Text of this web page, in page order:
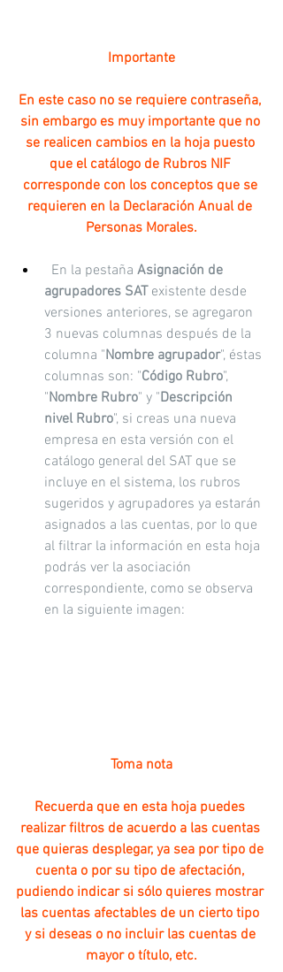
Importante
En este caso no se requiere contraseña,
sin embargo es muy importante que no
se realicen cambios en la hoja puesto
que el catálogo de Rubros NIF
corresponde con los conceptos que se
requieren en la Declaración Anual de
Personas Morales.
En la pestaña Asignación de
agrupadores SAT existente desde
versiones anteriores, se agregaron
3 nuevas columnas después de la
columna "Nombre agrupador", éstas
columnas son: "Código Rubro",
"Nombre Rubro" y "Descripción
nivel Rubro", si creas una nueva
empresa en esta versión con el
catálogo general del SAT que se
incluye en el sistema, los rubros
sugeridos y agrupadores ya estarán
asignados a las cuentas, por lo que
al filtrar la información en esta hoja
podrás ver la asociación
correspondiente, como se observa
en la siguiente imagen:
Toma nota
Recuerda que en esta hoja puedes
realizar filtros de acuerdo a las cuentas
que quieras desplegar, ya sea por tipo de
cuenta o por su tipo de afectación,
pudiendo indicar si sólo quieres mostrar
las cuentas afectables de un cierto tipo
y si deseas o no incluir las cuentas de
mayor o título, etc.